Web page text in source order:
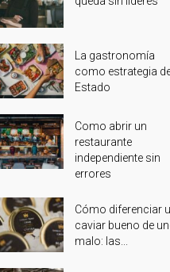
La gastronomía
como estrategia
Estado
Como abrir un
restaurante
independiente sin
errores
Cómo diferenciar
caviar bueno de
malo: las...